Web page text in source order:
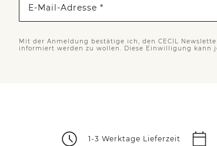
E-Mail-Adresse *
Mit der Anmeldung bestätige ich, den CECIL
informiert werden zu wollen. Diese Einwilligung kann
1-3 Werktage Lieferzeit